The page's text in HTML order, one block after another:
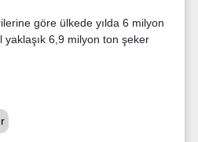
göre ülkede yılda 6 milyon
yaklaşık 6,9 milyon ton şeker